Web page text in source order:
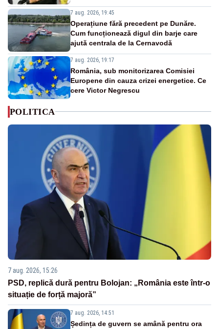
7 aug. 2026, 19:45
Operațiune fără precedent pe Dunăre.
Cum funcționează digul din barje care
ajută centrala de la Cernavodă
7 aug. 2026, 19:17
România, sub monitorizarea Comisiei
Europene din cauza crizei energetice. Ce
cere Victor Negrescu
POLITICA
7 aug. 2026, 15:26
PSD, replică dură pentru Bolojan: „România este într-o
situație de forță majoră”
7 aug. 2026, 14:51
Ședința de guvern se amână pentru ora